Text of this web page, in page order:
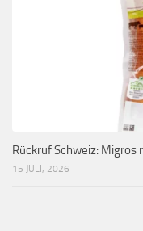
Rückruf Schweiz: Migros
15 JULI, 2026